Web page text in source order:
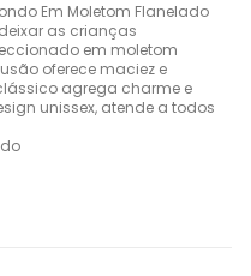
Em Moletom Flanelado
as crianças
em moletom
oferece maciez e
agrega charme e
unissex, atende a todos